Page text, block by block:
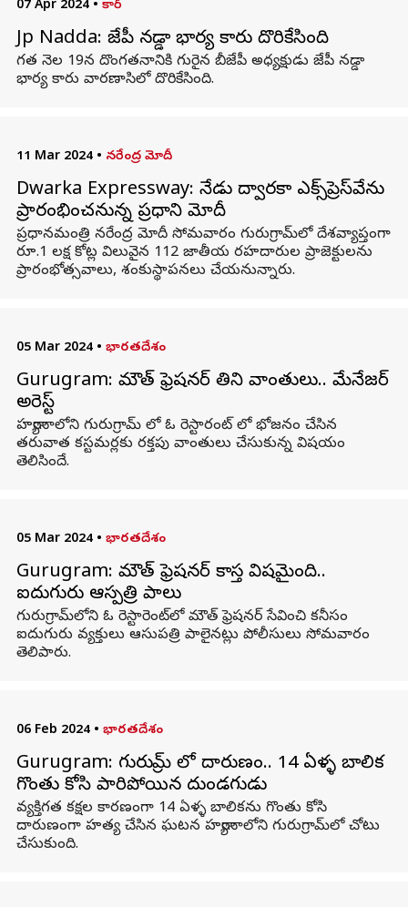
07 Apr 2024 • కార్
Jp Nadda: జేపీ నడ్డా భార్య కారు దొరికేసింది
గత నెల 19న దొంగతనానికి గురైన బీజేపీ అధ్యక్షుడు జేపీ నడ్డా
భార్య కారు వారణాసిలో దొరికేసింది.
11 Mar 2024 • నరేంద్ర మోదీ
Dwarka Expressway: నేడు ద్వారకా ఎక్స్‌ప్రెస్‌వేను
ప్రారంభించనున్న ప్రధాని మోదీ
ప్రధానమంత్రి నరేంద్ర మోదీ సోమవారం గురుగ్రామ్‌లో దేశవ్యాప్తంగా
రూ.1 లక్ష కోట్ల విలువైన 112 జాతీయ రహదారుల ప్రాజెక్టులను
ప్రారంభోత్సవాలు, శంకుస్థాపనలు చేయనున్నారు.
05 Mar 2024 • భారతదేశం
Gurugram: మౌత్ ఫ్రెషనర్ తిని వాంతులు.. మేనేజర్
అరెస్ట్
హర్యానాలోని గురుగ్రామ్ లో ఓ రెస్టారంట్ లో భోజనం చేసిన
తరువాత కస్టమర్లకు రక్తపు వాంతులు చేసుకున్న విషయం
తెలిసిందే.
05 Mar 2024 • భారతదేశం
Gurugram: మౌత్ ఫ్రెషనర్ కాస్త విషమైంది..
ఐదుగురు ఆస్పత్రి పాలు
గురుగ్రామ్‌లోని ఓ రెస్టారెంట్‌లో మౌత్ ఫ్రెషనర్ సేవించి కనీసం
ఐదుగురు వ్యక్తులు ఆసుపత్రి పాలైనట్లు పోలీసులు సోమవారం
తెలిపారు.
06 Feb 2024 • భారతదేశం
Gurugram: గురుగ్రామ్ లో దారుణం.. 14 ఏళ్ళ బాలిక
గొంతు కోసి పారిపోయిన దుండగుడు
వ్యక్తిగత కక్షల కారణంగా 14 ఏళ్ళ బాలికను గొంతు కోసి
దారుణంగా హత్య చేసిన ఘటన హర్యానాలోని గురుగ్రామ్‌లో చోటు
చేసుకుంది.